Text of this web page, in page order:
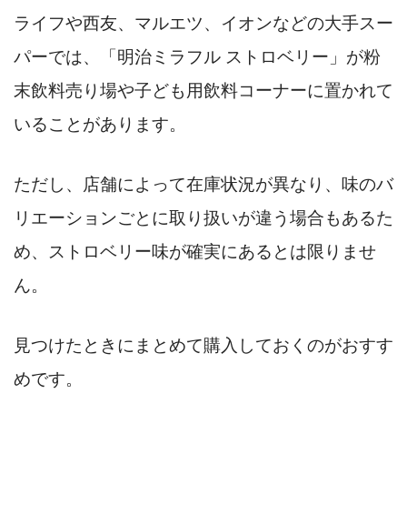
ライフや西友、マルエツ、イオンなどの大手スー
パーでは、「明治ミラフル ストロベリー」が粉
末飲料売り場や子ども用飲料コーナーに置かれて
いることがあります。
ただし、店舗によって在庫状況が異なり、味のバ
リエーションごとに取り扱いが違う場合もあるた
め、ストロベリー味が確実にあるとは限りませ
ん。
見つけたときにまとめて購入しておくのがおすす
めです。